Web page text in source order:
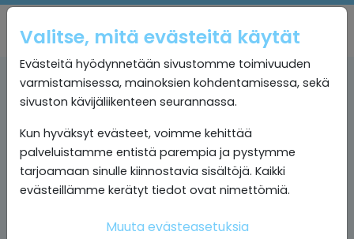
Valitse, mitä evästeitä käytät
Evästeitä hyödynnetään sivustomme toimivuuden
varmistamisessa, mainoksien kohdentamisessa, sekä
sivuston kävijäliikenteen seurannassa.
Kun hyväksyt evästeet, voimme kehittää
palveluistamme entistä parempia ja pystymme
tarjoamaan sinulle kiinnostavia sisältöjä. Kaikki
evästeillämme kerätyt tiedot ovat nimettömiä.
Muuta evästeasetuksia